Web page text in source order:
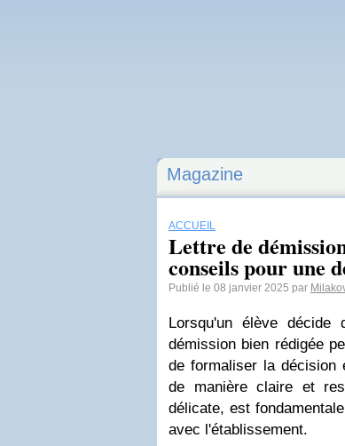
Magazine
ACCUEIL
Lettre de
conseils pour une
Publié le 08 janvier 2025 par
Lorsqu'un élève
démission bien rédigée
de formaliser la décision
de manière claire et
délicate, est
avec l'établissement.